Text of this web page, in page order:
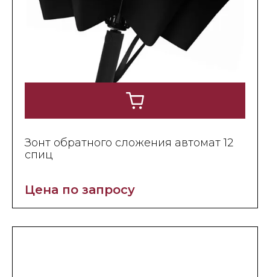
Зонт обратного сложения автомат 12
спиц
Цена по запросу